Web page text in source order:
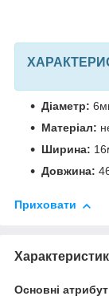
Діаметр:
Матеріал:
Ширина:
Довжина:
Приховати
Основні